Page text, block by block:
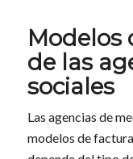
Modelos
de las
sociales
Las agencias de
modelos de